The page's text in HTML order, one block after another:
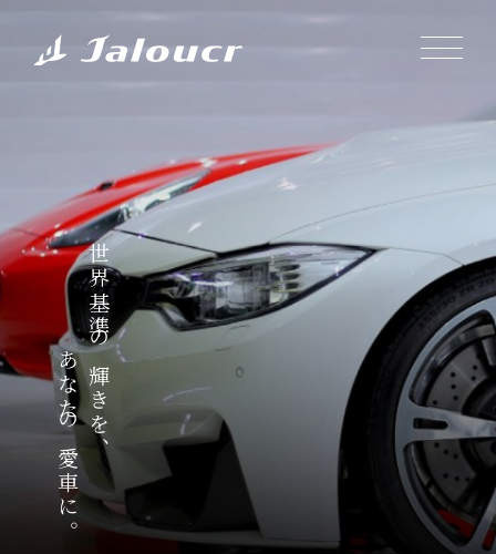
世界基準の輝きを、
あなたの愛車に。